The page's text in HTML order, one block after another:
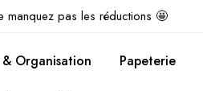
pas les réductions 🤩
& Organisation Papeterie